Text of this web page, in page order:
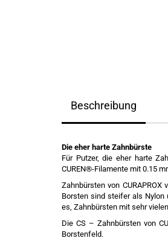
Beschreibung
Die eher harte Zahnbürste
Für Putzer, die eher harte
CUREN®-Filamente mit 0.15
Zahnbürsten von
Borsten sind steifer als
es, Zahnbürsten mit sehr
Die CS – Zahnbürsten von
Borstenfeld.